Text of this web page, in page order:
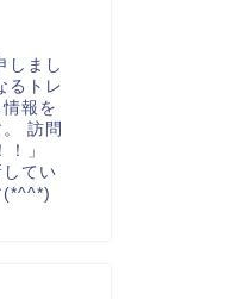
しまし
るトレ
報を
訪問
」
てい
(*^^*)